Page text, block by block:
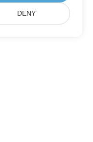
DENY